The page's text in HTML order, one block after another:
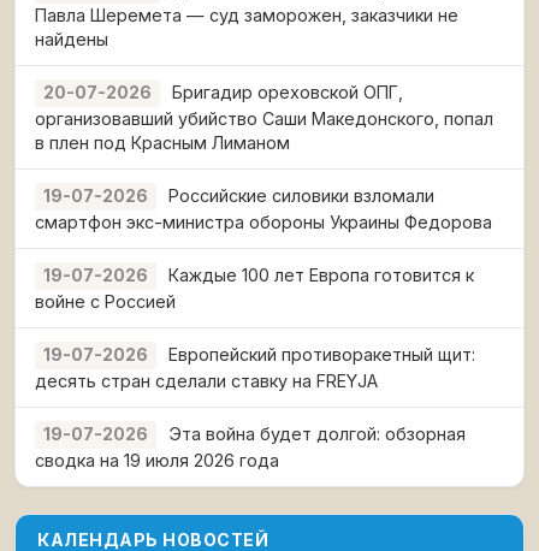
Павла Шеремета — суд заморожен, заказчики не
найдены
20-07-2026
Бригадир ореховской ОПГ,
организовавший убийство Саши Македонского, попал
в плен под Красным Лиманом
19-07-2026
Российские силовики взломали
смартфон экс-министра обороны Украины Федорова
19-07-2026
Каждые 100 лет Европа готовится к
войне с Россией
19-07-2026
Европейский противоракетный щит:
десять стран сделали ставку на FREYJA
19-07-2026
Эта война будет долгой: обзорная
сводка на 19 июля 2026 года
КАЛЕНДАРЬ НОВОСТЕЙ